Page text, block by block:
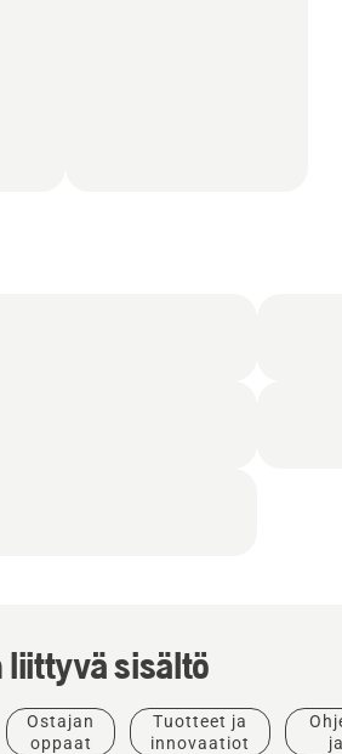
liittyvä sisältö
Ostajan
oppaat
Tuotteet ja
innovaatiot